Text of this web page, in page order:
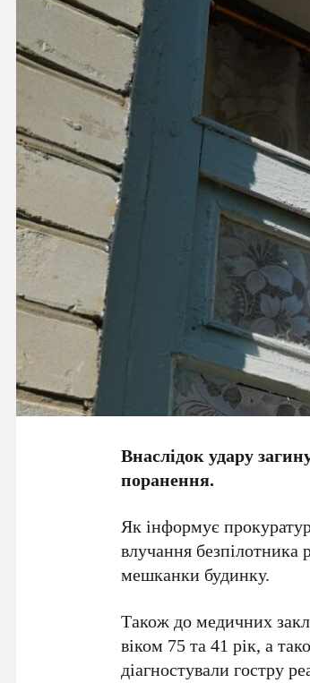
Внаслідок удару
поранення.
Як інформує
влучання безпілотника
мешканки будинку.
Також до медичних
віком 75 та 41 рік, а
діагностували гостру